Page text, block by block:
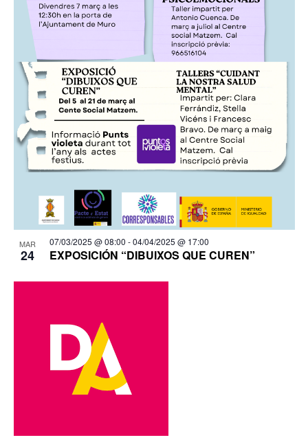
MAR
24 EXPOSICIÓN “DIBUIXOS QUE CUREN”
07/03/2025 @ 08:00 -04/04/2025 @ 17:00